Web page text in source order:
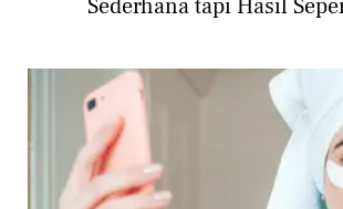
Sederhana tapi Hasil